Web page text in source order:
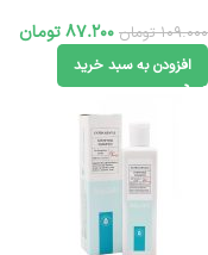
109.000 تومان 87.200تومان
افزودن به سبد خرید